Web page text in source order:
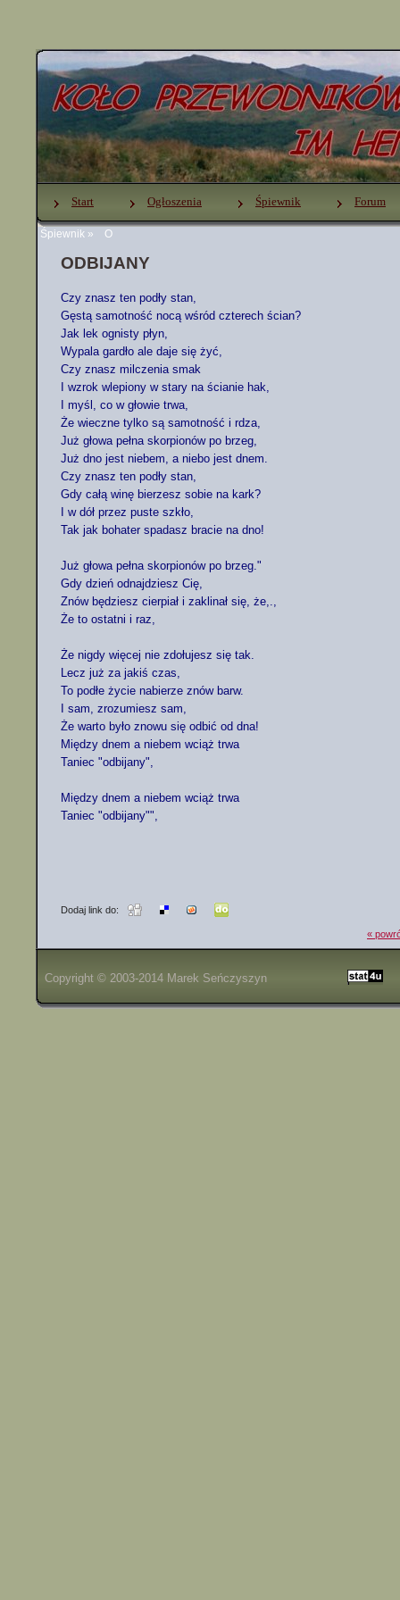
Śpiewnik » O
Start Ogłoszenia Śpiewnik Forum
ODBIJANY
Czy znasz ten podły stan,
Gęstą samotność nocą wśród czterech ścian?
Jak lek ognisty płyn,
Wypala gardło ale daje się żyć,
Czy znasz milczenia smak
I wzrok wlepiony w stary na ścianie hak,
I myśl, co w głowie trwa,
Że wieczne tylko są samotność i rdza,
Już głowa pełna skorpionów po brzeg,
Już dno jest niebem, a niebo jest dnem.
Czy znasz ten podły stan,
Gdy całą winę bierzesz sobie na kark?
I w dół przez puste szkło,
Tak jak bohater spadasz bracie na dno!
Już głowa pełna skorpionów po brzeg."
Gdy dzień odnajdziesz Cię,
Znów będziesz cierpiał i zaklinał się, że,.,
Że to ostatni i raz,
Że nigdy więcej nie zdołujesz się tak.
Lecz już za jakiś czas,
To podłe życie nabierze znów barw.
I sam, zrozumiesz sam,
Że warto było znowu się odbić od dna!
Między dnem a niebem wciąż trwa
Taniec "odbijany",
Między dnem a niebem wciąż trwa
Taniec "odbijany"",
Dodaj link do:
«
Copyright © 2003-2014 Marek Seńczyszyn